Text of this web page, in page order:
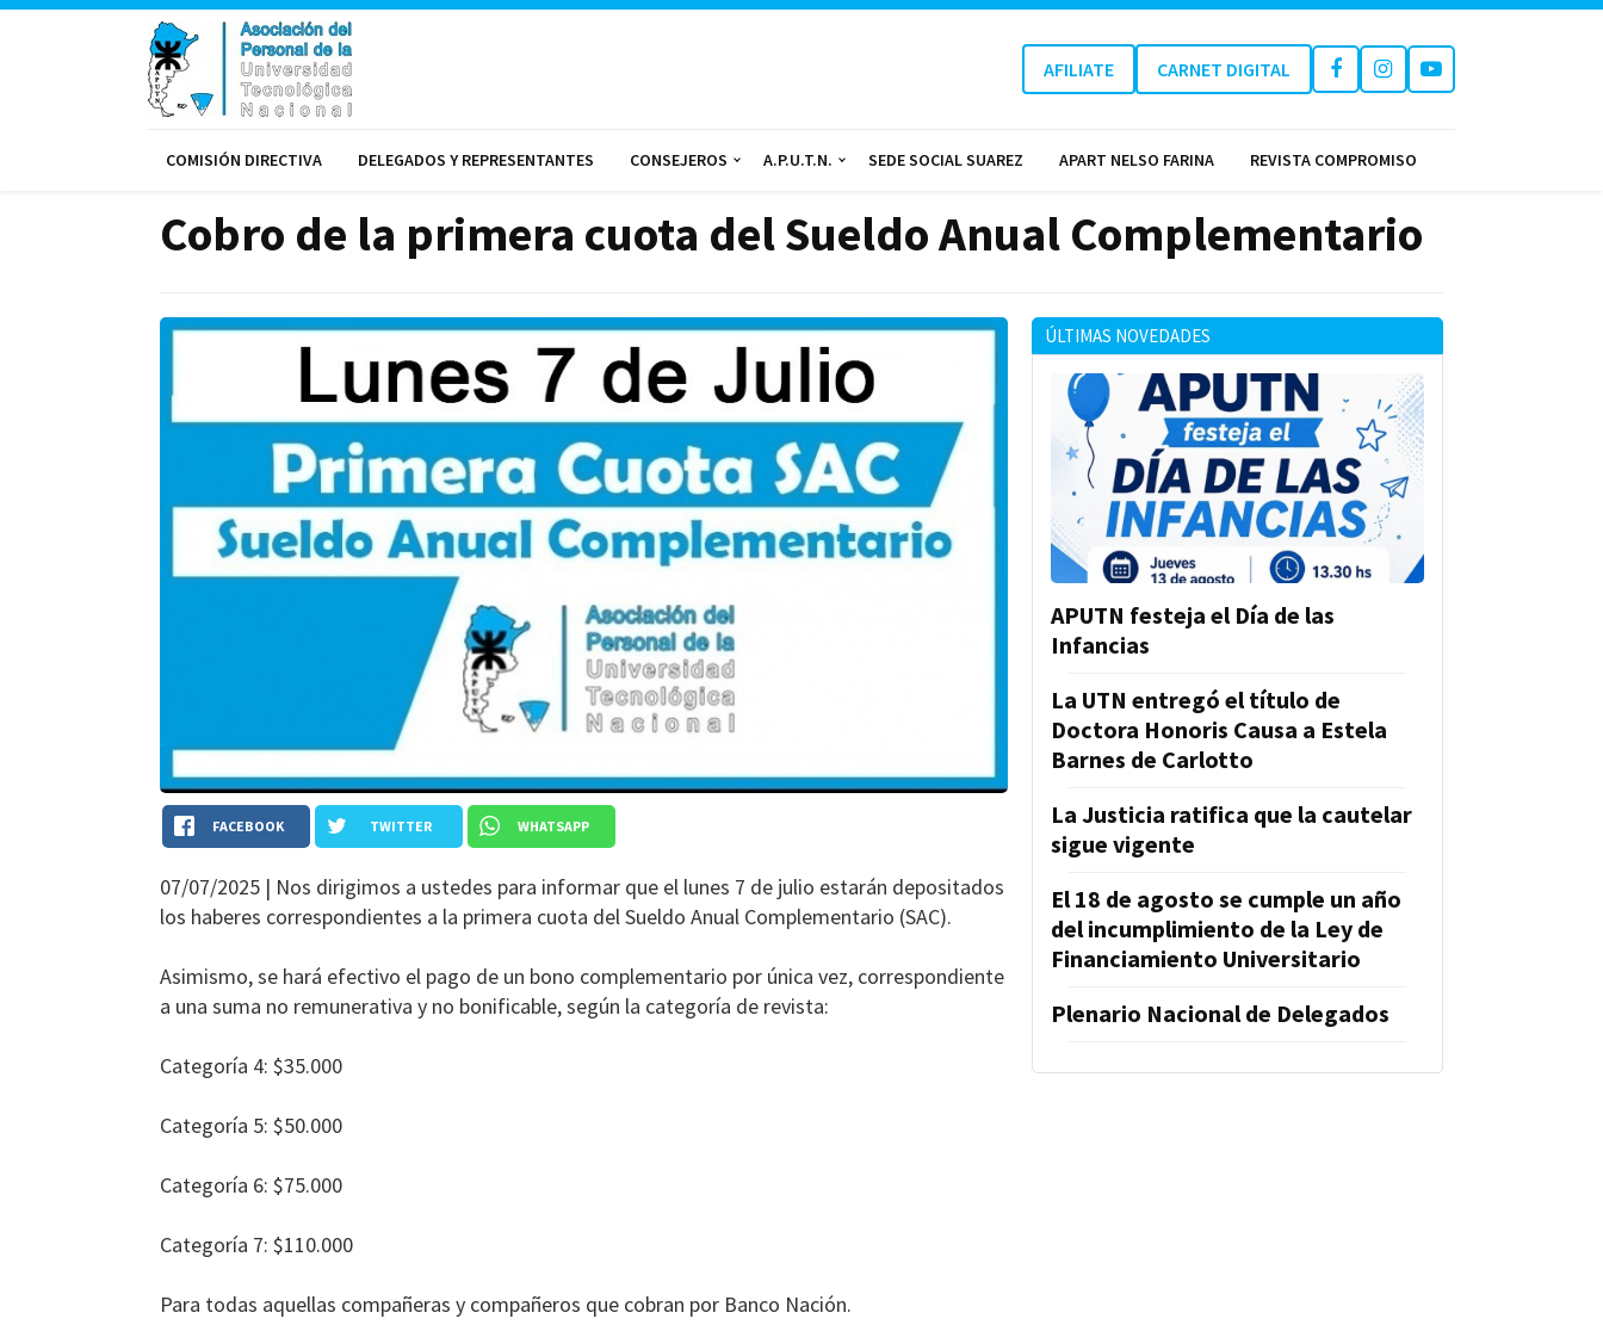
AFILIATE CARNET DIGITAL
COMISIÓN DIRECTIVA DELEGADOS Y REPRESENTANTES CONSEJEROS A.P.U.T.N. SEDE SOCIAL SUAREZ APART NELSO FARINA REVISTA COMPROMISO
Cobro de la primera cuota del Sueldo Anual Complementario
FACEBOOK TWITTER WHATSAPP
07/07/2025 | Nos dirigimos a ustedes para informar que el lunes 7 de julio estarán depositados
los haberes correspondientes a la primera cuota del Sueldo Anual Complementario (SAC).
Asimismo, se hará efectivo el pago de un bono complementario por única vez, correspondiente
a una suma no remunerativa y no bonificable, según la categoría de revista:
Categoría 4: $35.000
Categoría 5: $50.000
Categoría 6: $75.000
Categoría 7: $110.000
Para todas aquellas compañeras y compañeros que cobran por Banco Nación.
ÚLTIMAS NOVEDADES
APUTN festeja el Día de las
Infancias
La UTN entregó el título de
Doctora Honoris Causa a Estela
Barnes de Carlotto
La Justicia ratifica que la cautelar
sigue vigente
El 18 de agosto se cumple un año
del incumplimiento de la Ley de
Financiamiento Universitario
Plenario Nacional de Delegados